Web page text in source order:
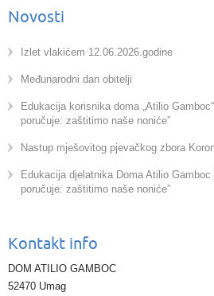
Novosti
Izlet vlakićem 12.06.2026.godine
Međunarodni dan obitelji
Edukacija korisnika doma „Atilio
poručuje: zaštitimo naše noniće”
Nastup mješovitog pjevačkog zbora
Edukacija djelatnika Doma Atilio
poručuje: zaštitimo naše noniće”
Kontakt info
DOM ATILIO GAMBOC
52470 Umag